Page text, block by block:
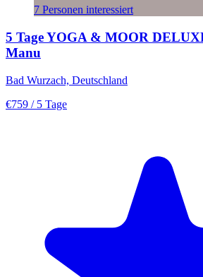
7 Personen interessiert
5 Tage YOGA & MOOR
Manu
Bad Wurzach, Deutschland
€759 / 5 Tage